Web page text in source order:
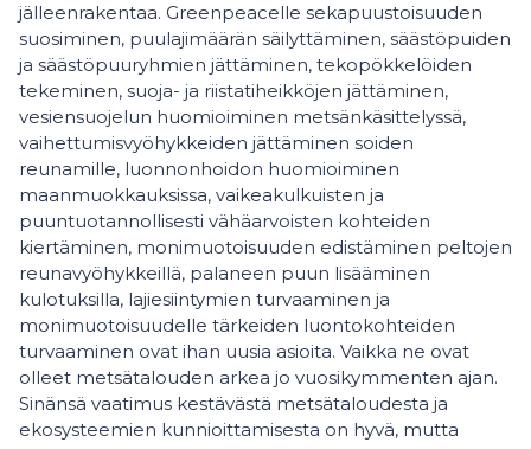
jälleenrakentaa. Greenpeacelle sekapuustoisuuden
suosiminen, puulajimäärän säilyttäminen, säästöpuiden
ja säästöpuuryhmien jättäminen, tekopökkelöiden
tekeminen, suoja- ja riistatiheikköjen jättäminen,
vesiensuojelun huomioiminen metsänkäsittelyssä,
vaihettumisvyöhykkeiden jättäminen soiden
reunamille, luonnonhoidon huomioiminen
maanmuokkauksissa, vaikeakulkuisten ja
puuntuotannollisesti vähäarvoisten kohteiden
kiertäminen, monimuotoisuuden edistäminen peltojen
reunavyöhykkeillä, palaneen puun lisääminen
kulotuksilla, lajiesiintymien turvaaminen ja
monimuotoisuudelle tärkeiden luontokohteiden
turvaaminen ovat ihan uusia asioita. Vaikka ne ovat
olleet metsätalouden arkea jo vuosikymmenten ajan.
Sinänsä vaatimus kestävästä metsätaloudesta ja
ekosysteemien kunnioittamisesta on hyvä, mutta